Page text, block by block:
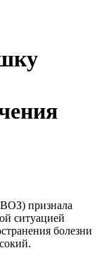
признала
ситуацией
болезни